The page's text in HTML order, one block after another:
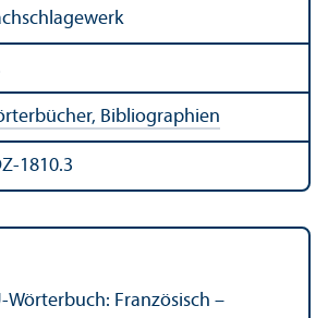
Bibliographien
1810.3
Wörterbuch: Französisch –